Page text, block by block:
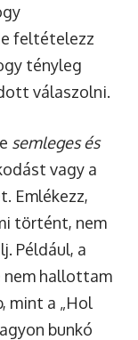
feltételezz
tényleg
válaszolni.
semleges és
vagy a
Emlékezz,
történt, nem
Például, a
nem hallottam
mint a „Hol
bunkó